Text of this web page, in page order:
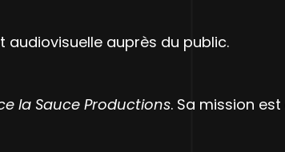
auprès du public.
la Sauce Productions. Sa mission